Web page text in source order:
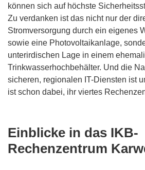
können sich auf höchste
Zu verdanken ist das nicht nur der
Stromversorgung durch ein eigenes
sowie eine Photovoltaikanlage,
unterirdischen Lage in einem
Trinkwasserhochbehälter. Und die
sicheren, regionalen IT-Diensten ist
ist schon dabei, ihr viertes
Einblicke in das IKB-
Rechenzentrum